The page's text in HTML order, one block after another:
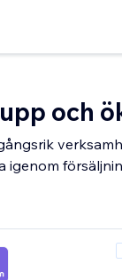
och
igenom